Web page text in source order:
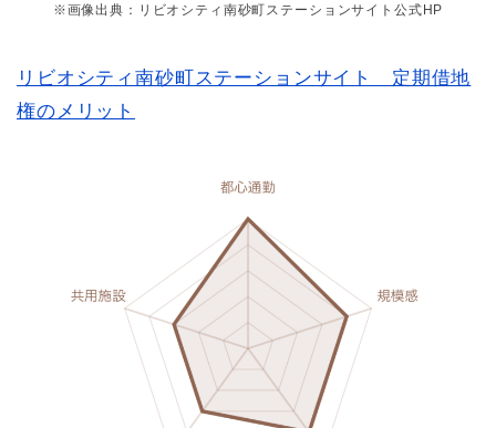
※画像出典：リビオシティ南砂町ステーションサイト公式HP
リビオシティ南砂町ステーションサイト 定期借地
権のメリット